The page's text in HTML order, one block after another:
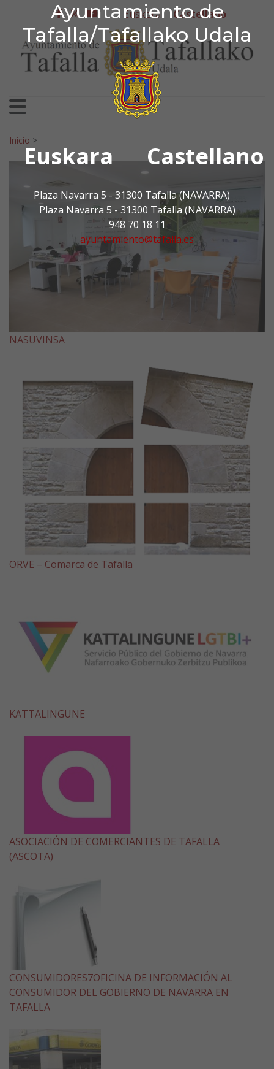
Ayuntamiento de
Tafalla/Tafallako Udala
Euskara Castellano
Plaza Navarra 5 - 31300 Tafalla (NAVARRA)
Plaza Navarra 5 - 31300 Tafalla (NAVARRA)
948 70 18 11
ayuntamiento@tafalla.es
Ir al contenido
Ayuntamiento de
facebook
twitter
youtube
Euskera Castellano
Search for:
Inicio >
NASUVINSA
ORVE – Comarca de Tafalla
KATTALINGUNE
ASOCIACIÓN DE COMERCIANTES DE TAFALLA
(ASCOTA)
CONSUMIDORES7OFICINA DE INFORMACIÓN AL
CONSUMIDOR DEL GOBIERNO DE NAVARRA EN
TAFALLA